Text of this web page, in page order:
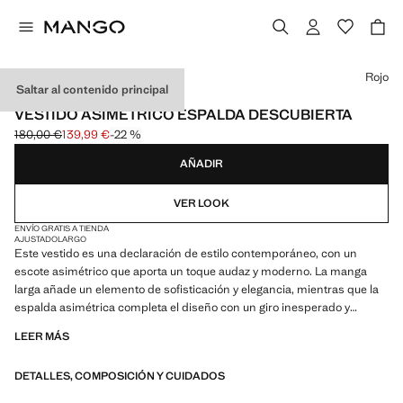
Saltar al contenido principal
CAPSULE
VESTIDO ASIMÉTRICO ESPALDA DESCUBIERTA
Precio inicial tachado [180,00 € ]
180,00 €
Precio actual [139,99 € ]
139,99 €-22 %
Selecciona un color
Rojo
AÑADIR
VER LOOK
ENVÍO GRATIS A TIENDA
AJUSTADOLARGO
Este vestido es una declaración de estilo contemporáneo, con un
escote asimétrico que aporta un toque audaz y moderno. La manga
larga añade un elemento de sofisticación y elegancia, mientras que la
espalda asimétrica completa el diseño con un giro inesperado y
look único y actual. Diseño entallado. Diseño largo. Cuello asimétrico.
botón en el cuello. Cierre de cremallera lateral. Forro interior. Los
LEER MÁS
DETALLES, COMPOSICIÓN Y CUIDADOS